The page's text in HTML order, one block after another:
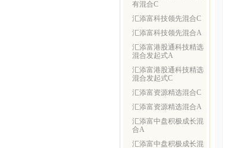
有混合C
汇添富科技领先混合C
汇添富科技领先混合A
汇添富港股通科技精选
混合发起式A
汇添富港股通科技精选
混合发起式C
汇添富资源精选混合C
汇添富资源精选混合A
汇添富中盘积极成长混
合A
汇添富中盘积极成长混